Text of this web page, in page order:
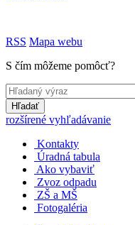
RSS Mapa webu
S čím môžeme pomôcť?
Hľadať
rozšírené vyhľadávanie
Kontakty
Úradná tabula
Ako vybaviť
Zvoz odpadu
ZŠ a MŠ
Fotogaléria